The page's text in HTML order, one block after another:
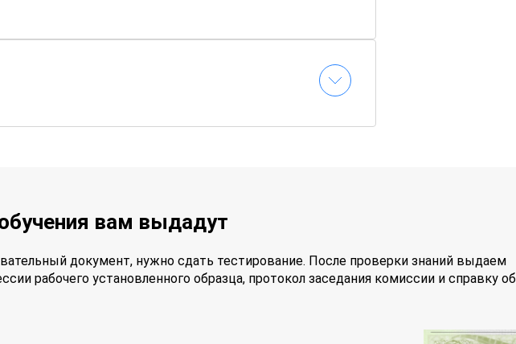
вам выдадут
документ, нужно сдать тестирование. После проверки знаний выдаем
рабочего установленного образца, протокол заседания комиссии и справку об